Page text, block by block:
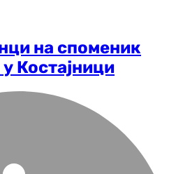
на споменик
Костајници